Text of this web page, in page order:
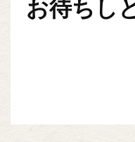
お待ちし